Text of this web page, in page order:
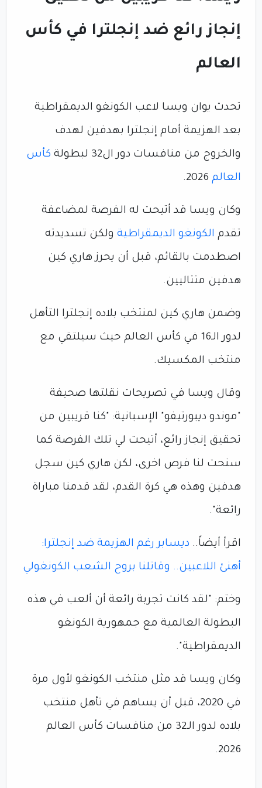
إنجاز رائع ضد إنجلترا في كأس
العالم
تحدث يوان ويسا لاعب الكونغو الديمقراطية
بعد الهزيمة أمام إنجلترا بهدفين لهدف
والخروج من منافسات دور ال32 لبطولة
كأس
العالم 2026.
وكان ويسا قد أتيحت له الفرصة لمضاعفة
تقدم الكونغو الديمقراطية ولكن تسديدته
اصطدمت بالقائم، قبل أن يحرز هاري كين
هدفين متتاليين.
وضمن هاري كين لمنتخب بلاده إنجلترا التأهل
لدور الـ16 في كأس العالم حيث سيلتقي مع
منتخب المكسيك.
وقال ويسا في تصريحات نقلتها صحيفة
"موندو ديبورتيفو" الإسبانية: "كنا قريبين من
تحقيق إنجاز رائع، أتيحت لي تلك الفرصة كما
سنحت لنا فرص اخرى، لكن هاري كين سجل
هدفين وهذه هي كرة القدم، لقد قدمنا مباراة
رائعة".
اقرأ أيضاً.. ديسابر رغم الهزيمة ضد إنجلترا:
أهنئ اللاعبين.. وقاتلنا بروح الشعب الكونغولي
وختم: "لقد كانت تجربة رائعة أن ألعب في هذه
البطولة العالمية مع جمهورية الكونغو
الديمقراطية".
وكان ويسا قد مثل منتخب الكونغو لأول مرة
في 2020، قبل أن يساهم في تأهل منتخب
بلاده لدور الـ32 من منافسات كأس العالم
2026.